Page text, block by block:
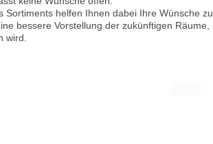
Sortiments helfen Ihnen dabei Ihre Wünsche zu
bessere Vorstellung der zukünftigen Räume,
wird.